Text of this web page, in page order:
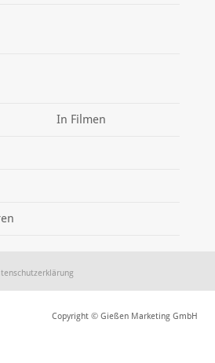
In Filmen
Copyright © Gießen Marketing GmbH